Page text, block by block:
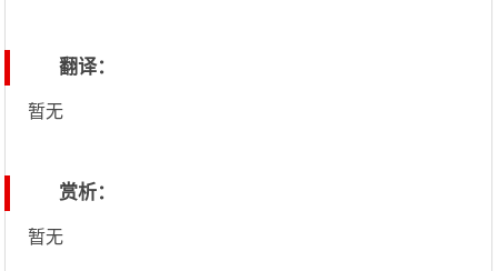
翻译：
暂无
赏析：
暂无